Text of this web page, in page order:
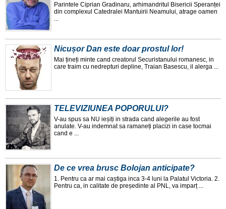
Parintele Ciprian Gradinaru, arhimandritul Bisericii Speranței
din complexul Catedralei Mantuirii Neamului, atrage oamen
Nicușor Dan este doar prostul lor!
Mai țineți minte cand creatorul Securistanului romanesc, in
care traim cu nedrepturi depline, Traian Basescu, il alerga ...
TELEVIZIUNEA POPORULUI?
V-au spus sa NU ieșiți in strada cand alegerile au fost
anulate. V-au indemnat sa ramaneți placizi in case tocmai
cand e ...
De ce vrea brusc Bolojan anticipate?
1. Pentru ca ar mai caștiga inca 3-4 luni la Palatul Victoria. 2.
Pentru ca, in calitate de președinte al PNL, va imparț ...